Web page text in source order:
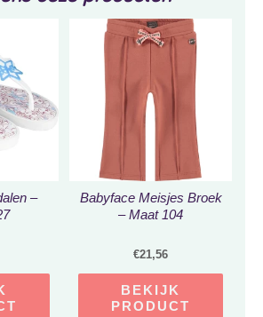
–
Babyface Meisjes Broek
– Maat 104
€21,56
BEKIJK
PRODUCT